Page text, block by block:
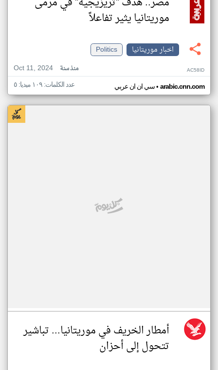
موريتانيا يثير تفاعلاً
اخبار موريتانيا
Politics
Oct 11, 2024
منذ سنة AC58ID
سي ان ان عربي• arabic.cnn.com عدد الكلمات: ١٠٩ ميديا: ٥
أمطار الخريف في موريتانيا... تباشير
تتحول إلى أحزان